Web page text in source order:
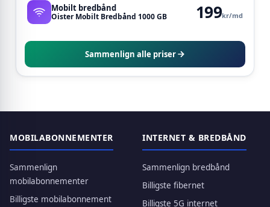
Mobilt bredbånd
Oister Mobilt Bredbånd 1000 GB 199kr/md
Sammenlign alle priser
MOBILABONNEMENTER
Sammenlign
mobilabonnementer
Billigste mobilabonnement
INTERNET & BREDBÅND
Sammenlign bredbånd
Billigste fibernet
Billigste 5G internet